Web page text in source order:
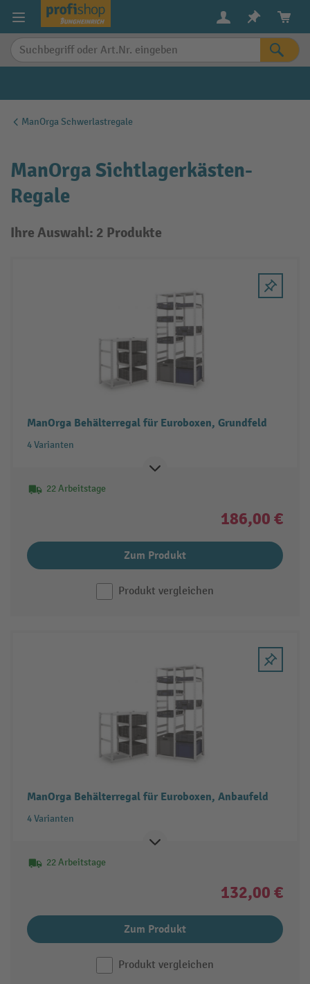
springen
ManOrga Schwerlastregale
ManOrga Sichtlagerkästen-
Regale
Ihre Auswahl: 2 Produkte
ManOrga Behälterregal für Euroboxen, Grundfeld
4 Varianten
22 Arbeitstage
186,00 €
Zum Produkt
Produkt vergleichen
ManOrga Behälterregal für Euroboxen, Anbaufeld
4 Varianten
22 Arbeitstage
132,00 €
Zum Produkt
Produkt vergleichen